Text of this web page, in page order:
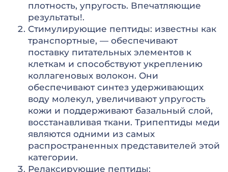
плотность, упругость. Впечатляющие
результаты!.
Стимулирующие пептиды: известны как
транспортные, — обеспечивают
поставку питательных элементов к
клеткам и способствуют укреплению
коллагеновых волокон. Они
обеспечивают синтез удерживающих
воду молекул, увеличивают упругость
кожи и поддерживают базальный слой,
восстанавливая ткани. Трипептиды меди
являются одними из самых
распространенных представителей этой
категории.
Релаксирующие пептиды: